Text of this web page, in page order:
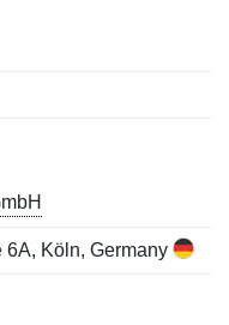
6A, Köln, Germany